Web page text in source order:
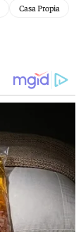
Casa Propia